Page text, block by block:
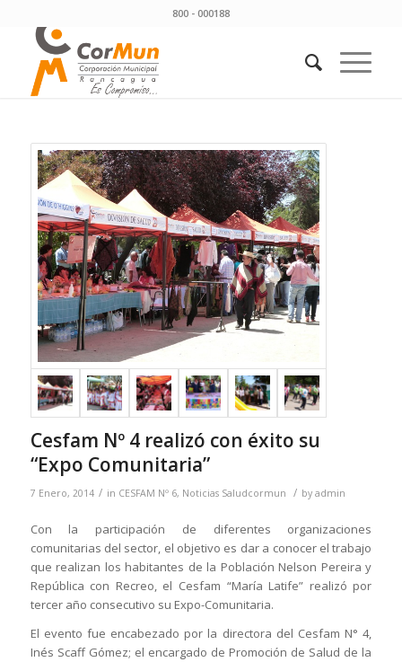
800 - 000188
Cesfam Nº 4 realizó con éxito su
“Expo Comunitaria”
7 Enero, 2014 / in CESFAM Nº 6, Noticias Saludcormun / by admin
Con la participación de diferentes organizaciones
comunitarias del sector, el objetivo es dar a conocer el trabajo
que realizan los habitantes de la Población Nelson Pereira y
República con Recreo, el Cesfam “María Latife” realizó por
tercer año consecutivo su Expo-Comunitaria.
El evento fue encabezado por la directora del Cesfam N° 4,
Inés Scaff Gómez; el encargado de Promoción de Salud de la